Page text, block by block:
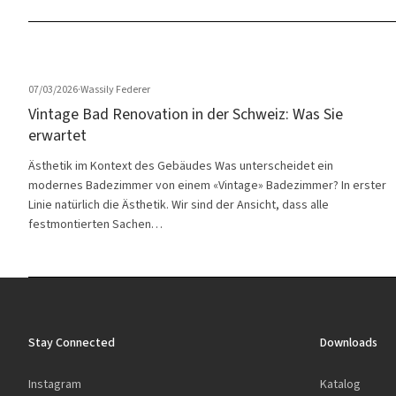
07/03/2026·Wassily Federer
Vintage Bad Renovation in der Schweiz: Was Sie
erwartet
Ästhetik im Kontext des Gebäudes Was unterscheidet ein
modernes Badezimmer von einem «Vintage» Badezimmer? In erster
Linie natürlich die Ästhetik. Wir sind der Ansicht, dass alle
festmontierten Sachen…
Stay Connected
Instagram
Downloads
Katalog